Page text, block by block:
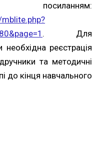
. Для
необхідна реєстрація
та методичні
до кінця навчального